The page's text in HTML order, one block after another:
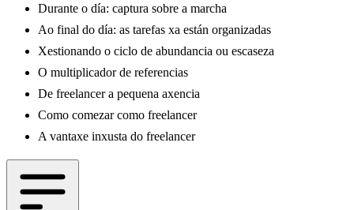
Durante o día: captura sobre a marcha
Ao final do día: as tarefas xa están organizadas
Xestionando o ciclo de abundancia ou escaseza
O multiplicador de referencias
De freelancer a pequena axencia
Como comezar como freelancer
A vantaxe inxusta do freelancer